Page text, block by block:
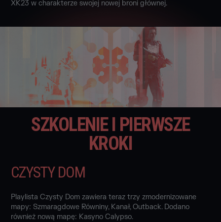
XK23 w charakterze swojej nowej broni głównej.
SZKOLENIE I PIERWSZE
KROKI
CZYSTY DOM
Playlista Czysty Dom zawiera teraz trzy zmodernizowane
mapy: Szmaragdowe Równiny, Kanał, Outback. Dodano
również nową mapę: Kasyno Calypso.